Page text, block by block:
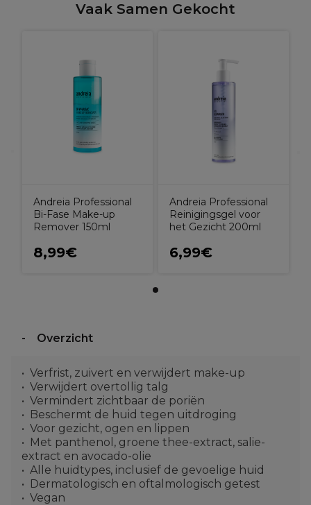
Vaak Samen Gekocht
Andreia Professional
Bi-Fase Make-up
Remover 150ml
8,99€
Andreia Professional
Reinigingsgel voor
het Gezicht 200ml
6,99€
Overzicht
Verfrist, zuivert en verwijdert make-up
Verwijdert overtollig talg
Vermindert zichtbaar de poriën
Beschermt de huid tegen uitdroging
Voor gezicht, ogen en lippen
Met panthenol, groene thee-extract, salie-
extract en avocado-olie
Alle huidtypes, inclusief de gevoelige huid
Dermatologisch en oftalmologisch getest
Vegan